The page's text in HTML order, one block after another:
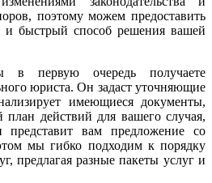
поэтому можем предоставить
быстрый способ решения вашей
первую очередь получаете
юриста. Он задаст уточняющие
имеющиеся документы,
план действий для вашего случая,
вам предложение со
мы гибко подходим к порядку
предлагая разные пакеты услуг и